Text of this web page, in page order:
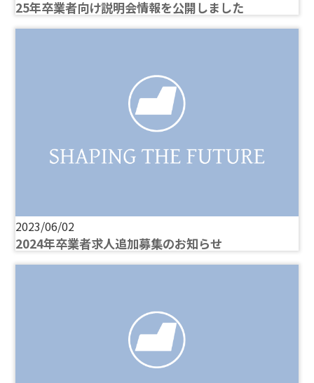
25年卒業者向け説明会情報を公開しました
2023/06/02
2024年卒業者求人追加募集のお知らせ